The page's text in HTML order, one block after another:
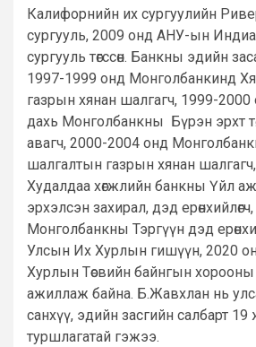
Калифорнийн их сургуулийн
сургууль, 2009 онд АНУ-ын
сургууль төгссөн. Банкны эдийн
1997-1999 онд Монголбанкинд
газрын хянан шалгагч, 1999-
дахь Монголбанкны Бүрэн эрхт
авагч, 2000-2004 онд
шалгалтын газрын хянан
Худалдаа хөгжлийн банкны Үйл
эрхэлсэн захирал, дэд
Монголбанкны Тэргүүн дэд
Улсын Их Хурлын гишүүн, 2020
Хурлын Төсвийн байнгын хорооны
ажиллаж байна. Б.Жавхлан нь
санхүү, эдийн засгийн салбарт
туршлагатай гэжээ.